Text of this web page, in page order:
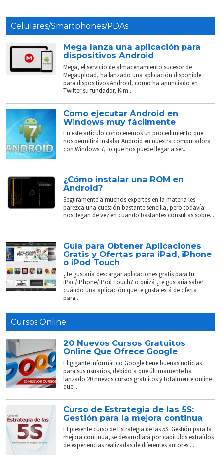
Celulares/Smartphones/PDAs
Mega lanza una aplicación para
dispositivos Android
Mega, el servicio de almacenamiento sucesor de
Megaupload, ha lanzado una aplicación disponible
para dispositivos Android, como ha anunciado en
Twitter su fundador, Kim...
Como ejecutar Android en
Windows muy fácilmente
En este artículo conoceremos un procedimiento que
nos permitirá instalar Android en nuestra computadora
con Windows 7, lo que nos puede llegar a ser...
¿Cómo instalar una ROM en
Android?
Seguramente a muchos expertos en la materia les
parezca una cuestión bastante sencilla, pero todavía
nos llegan de vez en cuando bastantes consultas sobre...
Guía para Obtener Aplicaciones
Gratis y Ofertas para iPad, iPhone
o iPod Touch
¿Te gustaría descargar aplicaciones gratis para tu
iPad/iPhone/iPod Touch? o quizá ¿te gustaría saber
cuándo una aplicación que te gusta está de oferta
para...
Cursos Online
20 Nuevos Cursos Gratuitos
Online Que Ofrece Google
El gigante informático Google tiene buenas noticias
para sus usuarios, debido a que últimamente ha
lanzado 20 nuevos cursos gratuitos y totalmente online
que...
Curso de Estrategia de las 5S:
Gestión para la mejora continua
El presente curso de Estrategia de las 5S: Gestión para la
mejora continua, se desarrollará por capítulos extraídos
de experiencias realizadas de diferentes autores....